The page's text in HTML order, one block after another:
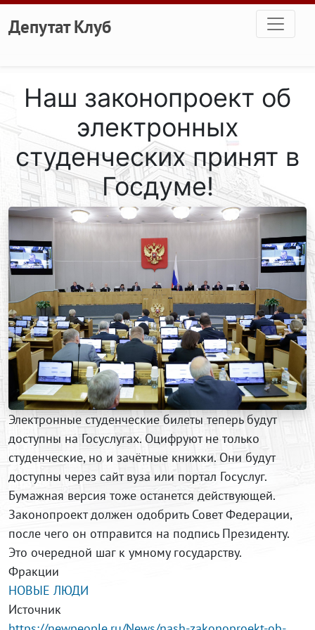
Перейти к основному содержанию
Депутат Клуб
Наш законопроект об
электронных
студенческих принят в
Госдуме!
Электронные студенческие билеты теперь будут
доступны на Госуслугах. Оцифруют не только
студенческие, но и зачётные книжки. Они будут
доступны через сайт вуза или портал Госуслуг.
Бумажная версия тоже останется действующей.
Законопроект должен одобрить Совет Федерации,
после чего он отправится на подпись Президенту.
Это очередной шаг к умному государству.
Фракции
НОВЫЕ ЛЮДИ
Источник